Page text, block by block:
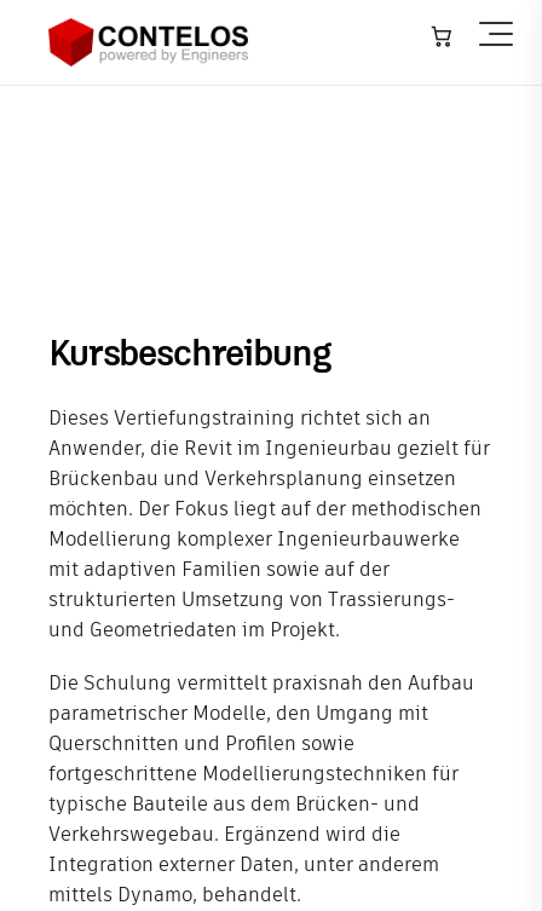
Training
Veranstaltungen
Neuigkeiten
Shop
Kursbeschreibung
Dieses Vertiefungstraining richtet sich an
Anwender, die Revit im Ingenieurbau gezielt für
Brückenbau und Verkehrsplanung einsetzen
möchten. Der Fokus liegt auf der methodischen
Modellierung komplexer Ingenieurbauwerke
mit adaptiven Familien sowie auf der
strukturierten Umsetzung von Trassierungs-
und Geometriedaten im Projekt.
Die Schulung vermittelt praxisnah den Aufbau
parametrischer Modelle, den Umgang mit
Querschnitten und Profilen sowie
fortgeschrittene Modellierungstechniken für
typische Bauteile aus dem Brücken- und
Verkehrswegebau. Ergänzend wird die
Integration externer Daten, unter anderem
mittels Dynamo, behandelt.